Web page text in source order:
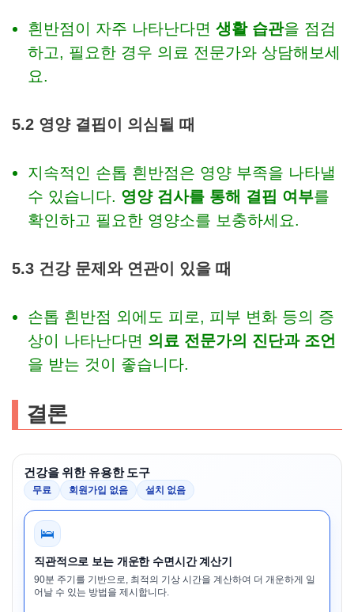
흰반점이 자주 나타난다면 생활 습관을 점검
하고, 필요한 경우 의료 전문가와 상담해보세
요.
5.2 영양 결핍이 의심될 때
지속적인 손톱 흰반점은 영양 부족을 나타낼
수 있습니다. 영양 검사를 통해 결핍 여부를
확인하고 필요한 영양소를 보충하세요.
5.3 건강 문제와 연관이 있을 때
손톱 흰반점 외에도 피로, 피부 변화 등의 증
상이 나타난다면 의료 전문가의 진단과 조언
을 받는 것이 좋습니다.
결론
건강을 위한 유용한 도구
무료 회원가입 없음 설치 없음
🛌
직관적으로 보는 개운한 수면시간 계산기
90분 주기를 기반으로, 최적의 기상 시간을 계산하여 더 개운하게 일
어날 수 있는 방법을 제시합니다.